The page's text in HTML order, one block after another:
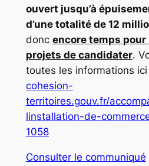
ouvert jusqu’à
d’une totalité de 12
donc encore temps
projets de candidater.
toutes les informations ici
cohesion-
territoires.gouv.fr/
linstallation-de-
1058
Consulter le communiqué